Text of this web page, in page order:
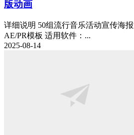
版动画
详细说明 50组流行音乐活动宣传海
AE/PR模板 适用软件：...
2025-08-14